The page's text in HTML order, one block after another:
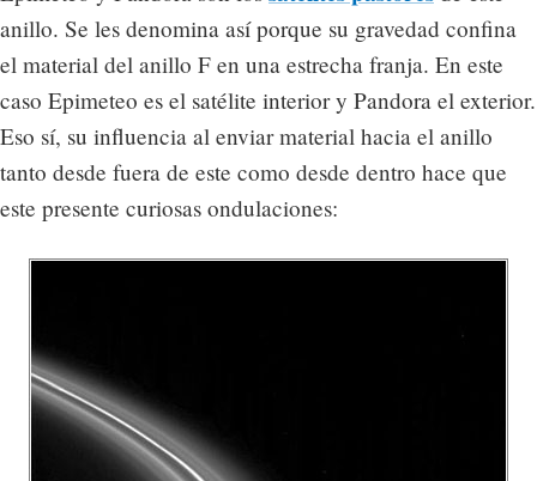
anillo. Se les denomina así porque su gravedad confina
el material del anillo F en una estrecha franja. En este
caso Epimeteo es el satélite interior y Pandora el exterior.
Eso sí, su influencia al enviar material hacia el anillo
tanto desde fuera de este como desde dentro hace que
este presente curiosas ondulaciones: